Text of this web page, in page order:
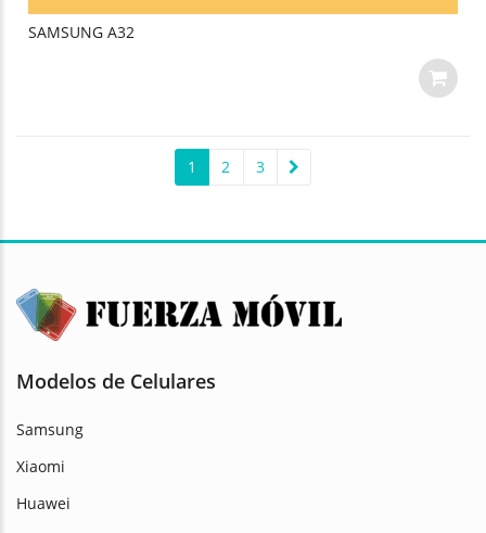
SAMSUNG A32
1 2 3
Modelos de Celulares
Samsung
Xiaomi
Huawei